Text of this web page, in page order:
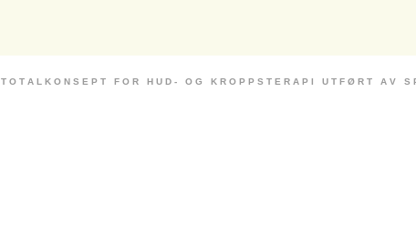
T O T A L K O N S E P T F O R H U D - O G K R O P P S T E R A P I U T F Ø R T A V S